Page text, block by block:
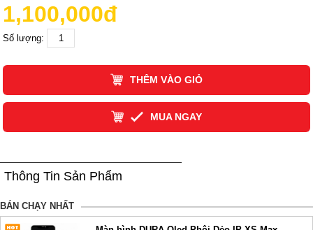
1,100,000đ
Số lượng:
THÊM VÀO GIỎ
MUA NGAY
Thông Tin Sản Phẩm
BÁN CHẠY NHẤT